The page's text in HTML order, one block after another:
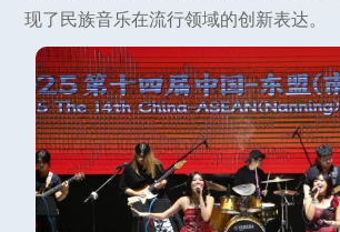
现了民族音乐在流行领域的创新表达。